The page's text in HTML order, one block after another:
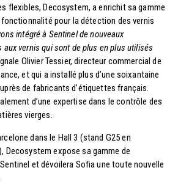
flexibles, Decosystem, a enrichit sa gamme
fonctionnalité pour la détection des vernis
intégré à Sentinel de nouveaux
vernis qui sont de plus en plus utilisés
Olivier Tessier, directeur commercial de
et qui a installé plus d’une soixantaine
de fabricants d’étiquettes français.
d’une expertise dans le contrôle des
vierges.
dans le Hall 3 (stand G25 en
Decosystem expose sa gamme de
et dévoilera Sofia une toute nouvelle